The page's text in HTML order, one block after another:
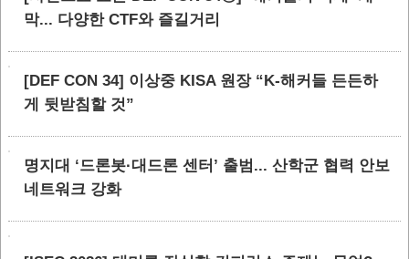
막... 다양한 CTF와 즐길거리
[DEF CON 34] 이상중 KISA 원장 “K-해커들 든든하
게 뒷받침할 것”
명지대 ‘드론봇·대드론 센터’ 출범... 산학군 협력 안보
네트워크 강화